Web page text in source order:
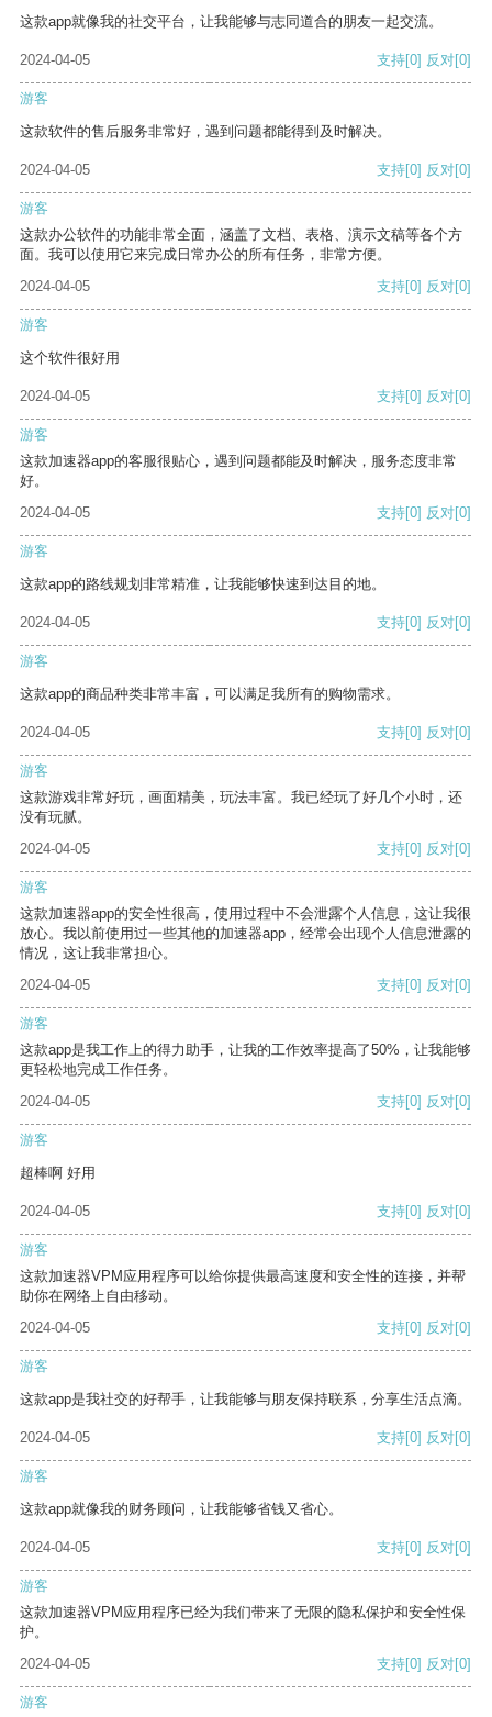
这款app就像我的社交平台，让我能够与志同道合的朋友一起交流。
2024-04-05 支持[0] 反对[0]
游客
这款软件的售后服务非常好，遇到问题都能得到及时解决。
2024-04-05 支持[0] 反对[0]
游客
这款办公软件的功能非常全面，涵盖了文档、表格、演示文稿等各个方
面。我可以使用它来完成日常办公的所有任务，非常方便。
2024-04-05
支持[0] 反对[0]
游客
这个软件很好用
2024-04-05 支持[0] 反对[0]
游客
这款加速器app的客服很贴心，遇到问题都能及时解决，服务态度非常
好。
2024-04-05
支持[0] 反对[0]
游客
这款app的路线规划非常精准，让我能够快速到达目的地。
2024-04-05 支持[0] 反对[0]
游客
这款app的商品种类非常丰富，可以满足我所有的购物需求。
2024-04-05 支持[0] 反对[0]
游客
这款游戏非常好玩，画面精美，玩法丰富。我已经玩了好几个小时，还
没有玩腻。
2024-04-05
支持[0] 反对[0]
游客
这款加速器app的安全性很高，使用过程中不会泄露个人信息，这让我很
放心。我以前使用过一些其他的加速器app，经常会出现个人信息泄露的
情况，这让我非常担心。
2024-04-05
支持[0] 反对[0]
游客
这款app是我工作上的得力助手，让我的工作效率提高了50%，让我能够
更轻松地完成工作任务。
2024-04-05
支持[0] 反对[0]
游客
超棒啊 好用
2024-04-05 支持[0] 反对[0]
游客
这款加速器VPM应用程序可以给你提供最高速度和安全性的连接，并帮
助你在网络上自由移动。
2024-04-05
支持[0] 反对[0]
游客
这款app是我社交的好帮手，让我能够与朋友保持联系，分享生活点滴。
2024-04-05 支持[0] 反对[0]
游客
这款app就像我的财务顾问，让我能够省钱又省心。
2024-04-05 支持[0] 反对[0]
游客
这款加速器VPM应用程序已经为我们带来了无限的隐私保护和安全性保
护。
2024-04-05
支持[0] 反对[0]
游客